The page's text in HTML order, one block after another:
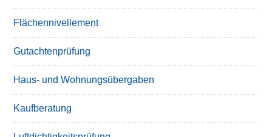
Flächennivellement
Gutachtenprüfung
Haus- und Wohnungsübergaben
Kaufberatung